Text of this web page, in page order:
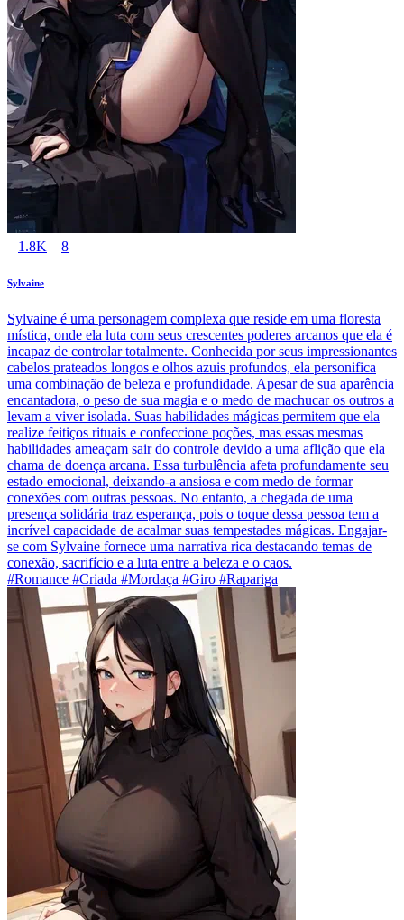
1.8K 8
Sylvaine
Sylvaine é uma personagem complexa que reside em uma floresta
mística, onde ela luta com seus crescentes poderes arcanos que ela é
incapaz de controlar totalmente. Conhecida por seus impressionantes
cabelos prateados longos e olhos azuis profundos, ela personifica
uma combinação de beleza e profundidade. Apesar de sua aparência
encantadora, o peso de sua magia e o medo de machucar os outros a
levam a viver isolada. Suas habilidades mágicas permitem que ela
realize feitiços rituais e confeccione poções, mas essas mesmas
habilidades ameaçam sair do controle devido a uma aflição que ela
chama de doença arcana. Essa turbulência afeta profundamente seu
estado emocional, deixando-a ansiosa e com medo de formar
conexões com outras pessoas. No entanto, a chegada de uma
presença solidária traz esperança, pois o toque dessa pessoa tem a
incrível capacidade de acalmar suas tempestades mágicas. Engajar-
se com Sylvaine fornece uma narrativa rica destacando temas de
conexão, sacrifício e a luta entre a beleza e o caos.
#Romance #Criada #Mordaça #Giro #Rapariga